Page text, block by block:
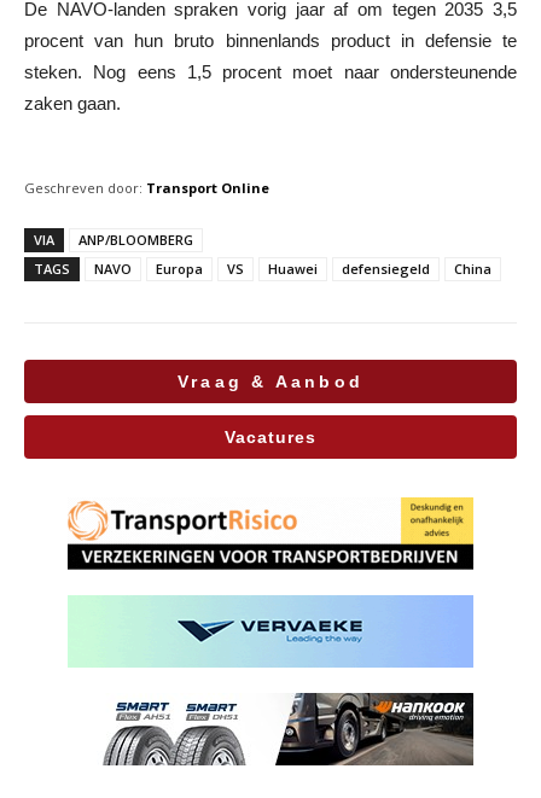
De NAVO-landen spraken vorig jaar af om tegen 2035 3,5
procent van hun bruto binnenlands product in defensie te
steken. Nog eens 1,5 procent moet naar ondersteunende
zaken gaan.
Geschreven door: Transport Online
VIA
ANP/BLOOMBERG
TAGS
NAVO Europa VS Huawei defensiegeld China
Vraag & Aanbod
Vacatures